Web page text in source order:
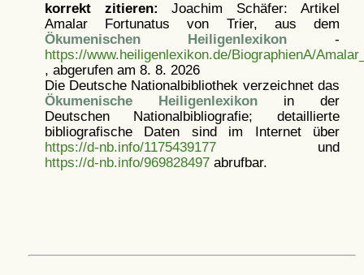
korrekt zitieren: Joachim Schäfer: Artikel
Amalar Fortunatus von Trier, aus dem
Ökumenischen Heiligenlexikon -
https://www.heiligenlexikon.de/BiographienA/
, abgerufen am 8. 8. 2026
Die Deutsche Nationalbibliothek verzeichnet das
Ökumenische Heiligenlexikonin der
Deutschen Nationalbibliografie; detaillierte
bibliografische Daten sind im Internet über
https://d-nb.info/1175439177und
https://d-nb.info/969828497abrufbar.